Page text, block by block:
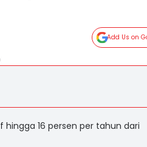
Add Us on
16 persen per tahun dari